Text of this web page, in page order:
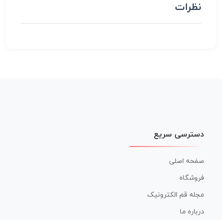
نظرات
دسترسی سریع
صفحه اصلی
فروشگاه
مجله قم الکترونیک
درباره ما